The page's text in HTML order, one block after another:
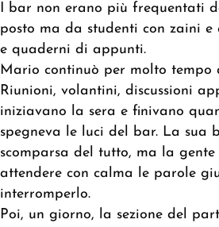
I bar non erano più frequentati
posto ma da studenti con zaini
e quaderni di appunti.
Mario continuò per molto tempo
Riunioni, volantini, discussioni
iniziavano la sera e finivano
spegneva le luci del bar. La sua
scomparsa del tutto, ma la
attendere con calma le parole
interromperlo.
Poi, un giorno, la sezione del